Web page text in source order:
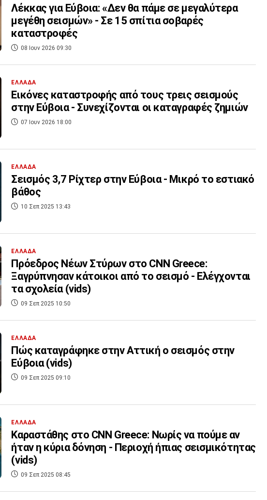
Λέκκας για Εύβοια: «Δεν θα πάμε σε μεγαλύτερα
μεγέθη σεισμών» - Σε 15 σπίτια σοβαρές
καταστροφές
08 Ιουν 2026 09:30
ΕΛΛΑΔΑ
Εικόνες καταστροφής από τους τρεις σεισμούς
στην Εύβοια - Συνεχίζονται οι καταγραφές ζημιών
07 Ιουν 2026 18:00
ΕΛΛΑΔΑ
Σεισμός 3,7 Ρίχτερ στην Εύβοια - Μικρό το εστιακό
βάθος
10 Σεπ 2025 13:43
ΕΛΛΑΔΑ
Πρόεδρος Νέων Στύρων στο CNN Greece:
Ξαγρύπνησαν κάτοικοι από το σεισμό - Ελέγχονται
τα σχολεία (vids)
09 Σεπ 2025 10:50
ΕΛΛΑΔΑ
Πώς καταγράφηκε στην Αττική ο σεισμός στην
Εύβοια (vids)
09 Σεπ 2025 09:10
ΕΛΛΑΔΑ
Καραστάθης στο CNN Greece: Νωρίς να πούμε αν
ήταν η κύρια δόνηση - Περιοχή ήπιας σεισμικότητας
(vids)
09 Σεπ 2025 08:45